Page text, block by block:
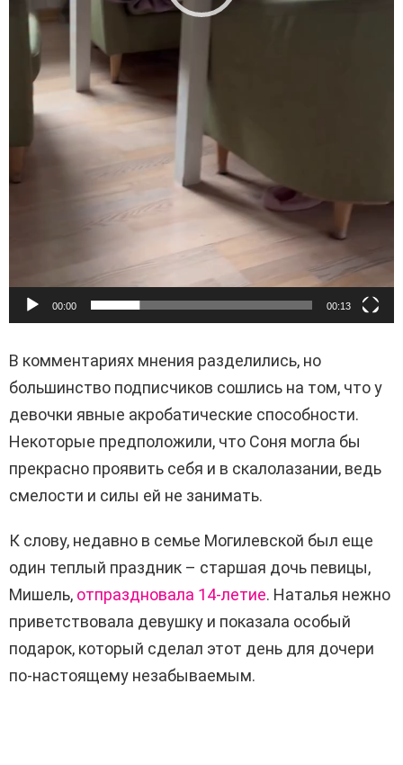
00:00 00:13
В комментариях мнения разделились, но
большинство подписчиков сошлись на том, что у
девочки явные акробатические способности.
Некоторые предположили, что Соня могла бы
прекрасно проявить себя и в скалолазании, ведь
смелости и силы ей не занимать.
К слову, недавно в семье Могилевской был еще
один теплый праздник – старшая дочь певицы,
Мишель, отпраздновала 14-летие. Наталья нежно
приветствовала девушку и показала особый
подарок, который сделал этот день для дочери
по-настоящему незабываемым.